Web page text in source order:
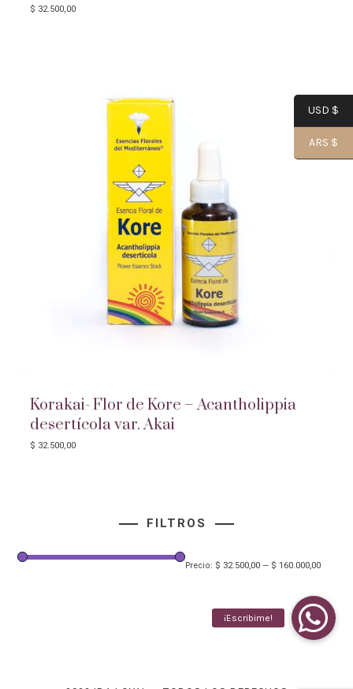
$ 32.500,00
Korakai- Flor de Kore – Acantholippia
desertícola var. Akai
$ 32.500,00
FILTROS
Precio: $ 32.500,00 — $ 160.000,00
USD $
ARS $